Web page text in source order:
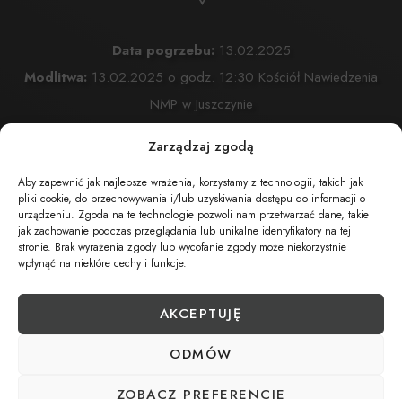
Zarządzaj zgodą
Aby zapewnić jak najlepsze wrażenia, korzystamy z technologii, takich jak
pliki cookie, do przechowywania i/lub uzyskiwania dostępu do informacji o
urządzeniu. Zgoda na te technologie pozwoli nam przetwarzać dane, takie
jak zachowanie podczas przeglądania lub unikalne identyfikatory na tej
stronie. Brak wyrażenia zgody lub wycofanie zgody może niekorzystnie
wpłynąć na niektóre cechy i funkcje.
AKCEPTUJĘ
ODMÓW
ZOBACZ PREFERENCJE
Data pogrzebu: 13.02.2025
Modlitwa: 13.02.2025 o godz. 12:30 Kościół Nawiedzenia
NMP w Juszczynie
13.02.2025 o godz. 13:00 Kościół
Nawiedzenia NMP w Juszczynie
Juszczyna 115
Wyprowadzenie do grobu o godz.14:00
Juszczyna